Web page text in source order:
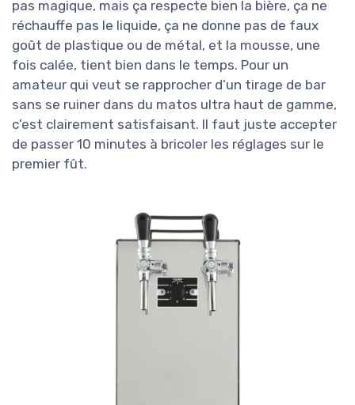
pas magique, mais ça respecte bien la bière, ça ne
réchauffe pas le liquide, ça ne donne pas de faux
goût de plastique ou de métal, et la mousse, une
fois calée, tient bien dans le temps. Pour un
amateur qui veut se rapprocher d’un tirage de bar
sans se ruiner dans du matos ultra haut de gamme,
c’est clairement satisfaisant. Il faut juste accepter
de passer 10 minutes à bricoler les réglages sur le
premier fût.